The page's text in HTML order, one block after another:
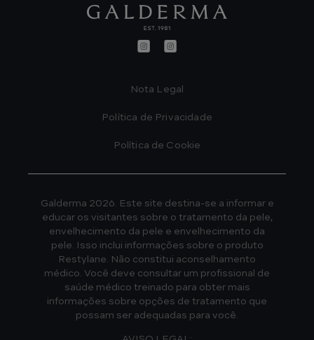
Nota Legal
Política de Privacidade
Política de Cookie
Galderma 2026. Este site destina-se a informar e
educar os visitantes sobre o tratamento da pele,
envelhecimento da pele e envelhecimento da
pele. Isso inclui informações sobre o produto
Restylane. Não constitui aconselhamento
médico. Você deve consultar um profissional de
saúde médico treinado para obter mais
informações sobre opções de tratamento que
possam ser adequadas para você.